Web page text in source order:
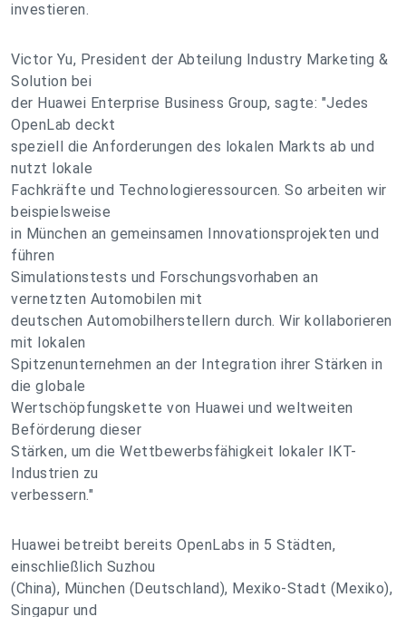
investieren.
Victor Yu, President der Abteilung Industry Marketing &
Solution bei
der Huawei Enterprise Business Group, sagte: "Jedes
OpenLab deckt
speziell die Anforderungen des lokalen Markts ab und
nutzt lokale
Fachkräfte und Technologieressourcen. So arbeiten wir
beispielsweise
in München an gemeinsamen Innovationsprojekten und
führen
Simulationstests und Forschungsvorhaben an
vernetzten Automobilen mit
deutschen Automobilherstellern durch. Wir kollaborieren
mit lokalen
Spitzenunternehmen an der Integration ihrer Stärken in
die globale
Wertschöpfungskette von Huawei und weltweiten
Beförderung dieser
Stärken, um die Wettbewerbsfähigkeit lokaler IKT-
Industrien zu
verbessern."
Huawei betreibt bereits OpenLabs in 5 Städten,
einschließlich Suzhou
(China), München (Deutschland), Mexiko-Stadt (Mexiko),
Singapur und